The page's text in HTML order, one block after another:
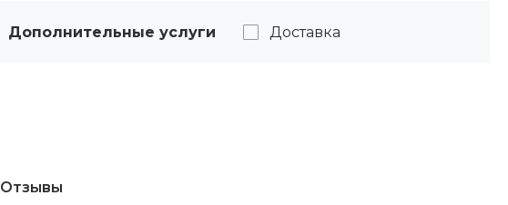
Дополнительные услуги Доставка
Отзывы